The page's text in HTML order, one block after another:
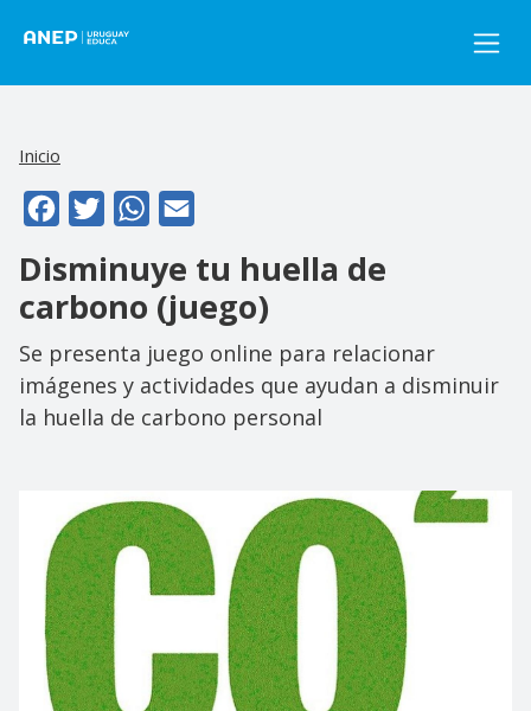
Inicio
FacebookTwitterWhatsApp
Disminuye tu huella de
carbono (juego)
Se presenta juego online para relacionar
imágenes y actividades que ayudan a disminuir
la huella de carbono personal